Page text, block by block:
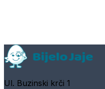
Ul. Buzinski krči 1